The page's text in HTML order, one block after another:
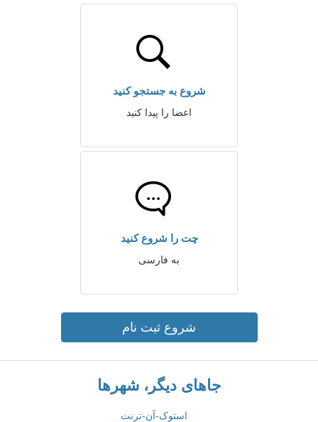
شروع به جستجو کنید
اعضا را پیدا کنید
چت را شروع کنید
به فارسی
شروع ثبت نام
جاهای دیگر، شهرها
استوک-آن-ترنت